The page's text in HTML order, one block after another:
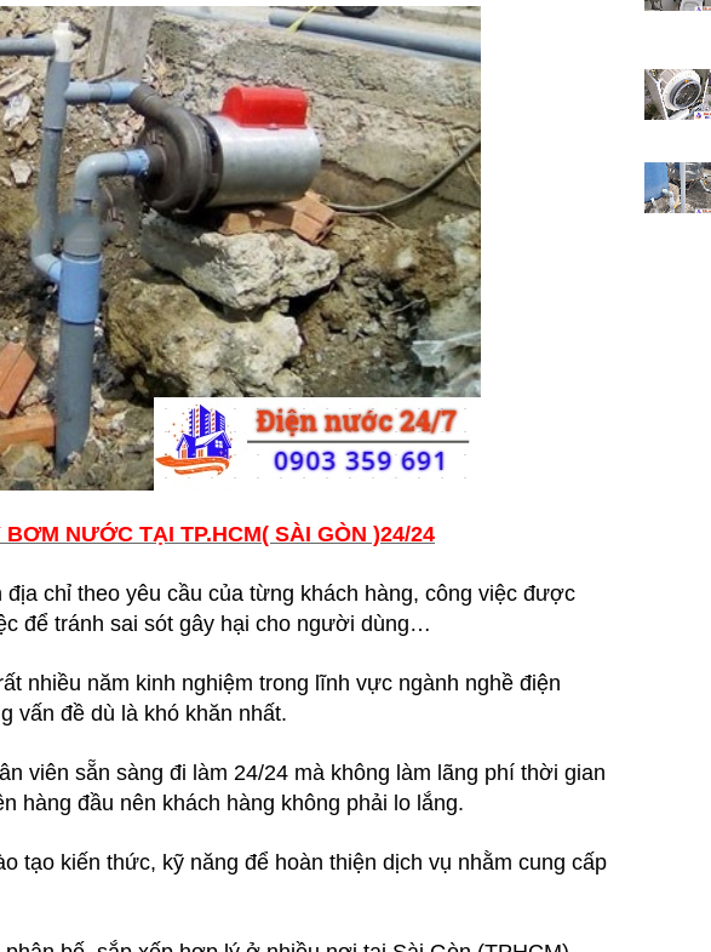
NƯỚC TẠI TP.HCM( SÀI GÒN )24/24
chỉ theo yêu cầu của từng khách hàng, công việc được
để tránh sai sót gây hại cho người dùng…
nhiều năm kinh nghiệm trong lĩnh vực ngành nghề điện
vấn đề dù là khó khăn nhất.
viên sẵn sàng đi làm 24/24 mà không làm lãng phí thời gian
hàng đầu nên khách hàng không phải lo lắng.
tạo kiến thức, kỹ năng để hoàn thiện dịch vụ nhằm cung cấp